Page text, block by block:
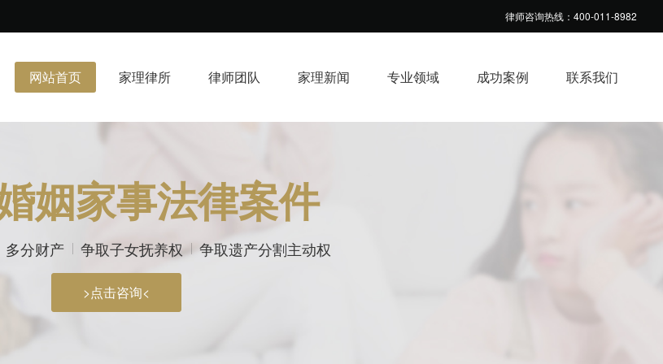
律师咨询热线：400-011-8982
网站首页 家理律所 律师团队 家理新闻 专业领域 成功案例 联系我们
姻家事法律案件
多分财产 争取子女抚养权 争取遗产分割主动权
>点击咨询<